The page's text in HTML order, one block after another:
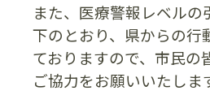
また、医療警報レベルの
下のとおり、県からの行
ておりますので、市民の
ご協力をお願いいたしま